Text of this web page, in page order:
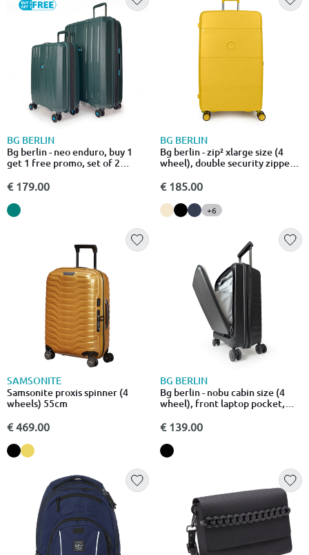
BG BERLIN
Bg berlin - neo enduro, buy 1
get 1 free promo, set of 2
€ 179.00
BG BERLIN
Bg berlin - zip² xlarge size (4
wheel), double security zipper,
beige
€ 185.00
+6
SAMSONITE
Samsonite proxis spinner (4
wheels) 55cm
€ 469.00
BG BERLIN
Bg berlin - nobu cabin size (4
wheel), front laptop pocket,
black
€ 139.00